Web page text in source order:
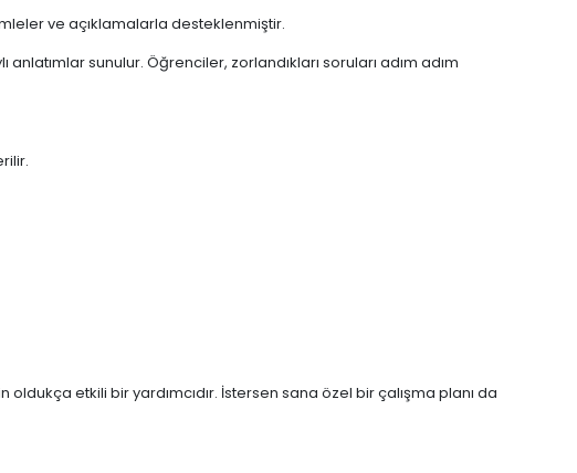
ve açıklamalarla desteklenmiştir.
sunulur. Öğrenciler, zorlandıkları soruları adım adım
etkili bir yardımcıdır. İstersen sana özel bir çalışma planı da